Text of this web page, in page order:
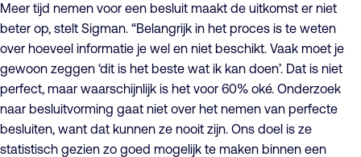
Meer tijd nemen voor een besluit maakt de uitkomst er niet
beter op, stelt Sigman. “Belangrijk in het proces is te weten
over hoeveel informatie je wel en niet beschikt. Vaak moet je
gewoon zeggen ‘dit is het beste wat ik kan doen’. Dat is niet
perfect, maar waarschijnlijk is het voor 60% oké. Onderzoek
naar besluitvorming gaat niet over het nemen van perfecte
besluiten, want dat kunnen ze nooit zijn. Ons doel is ze
statistisch gezien zo goed mogelijk te maken binnen een